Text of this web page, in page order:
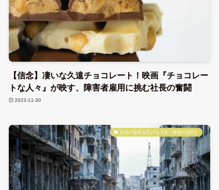
【信念】凄いな久遠チョコレート！映画『チョコレー
トな人々』が映す、障害者雇用に挑む社長の奮闘
2023-11-30
社会の知見を広げる【本・映画の感想】